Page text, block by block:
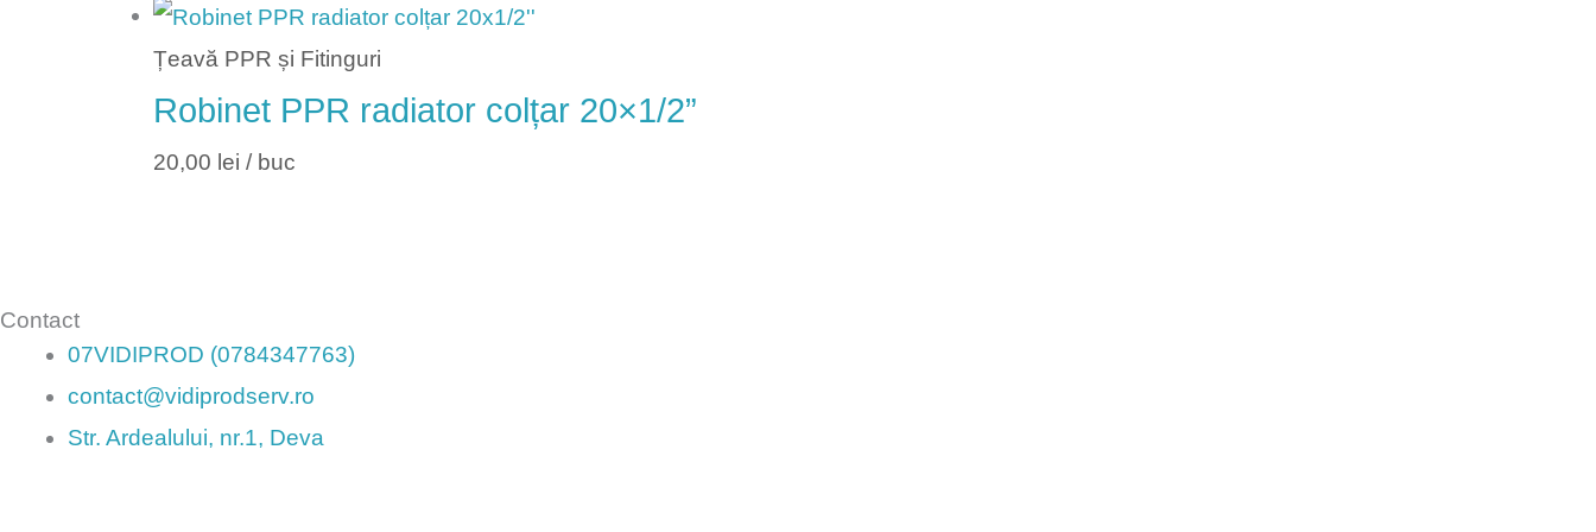
Țeavă PPR și Fitinguri
Robinet PPR radiator colțar 20×1/2”
20,00 lei / buc
Contact
07VIDIPROD (0784347763)
contact@vidiprodserv.ro
Str. Ardealului, nr.1, Deva